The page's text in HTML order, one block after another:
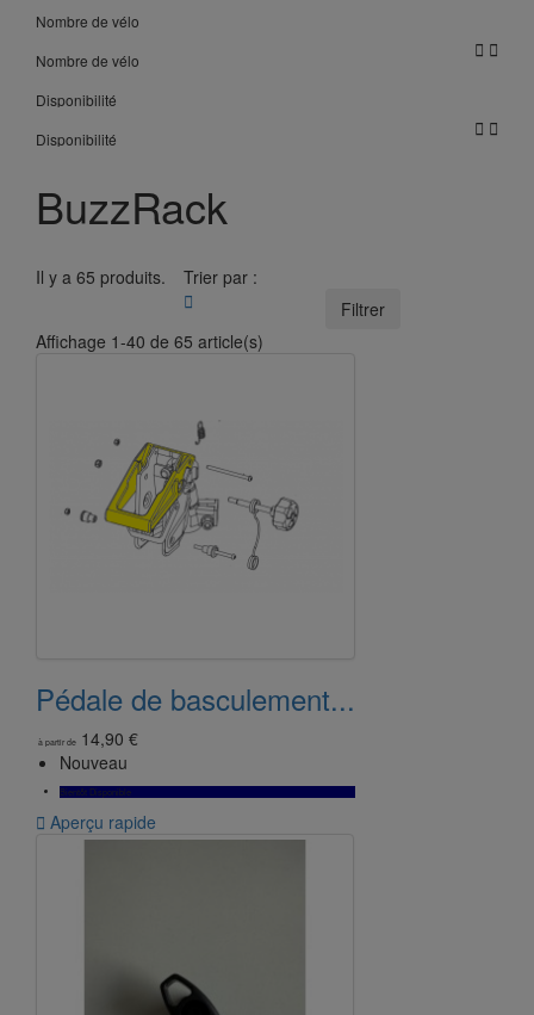
Nombre de vélo
Nombre de vélo
 
Disponibilité
Disponibilité
 
BuzzRack
Il y a 65 produits.
Trier par :

Filtrer
Affichage 1-40 de 65 article(s)
Pédale de basculement...
à partir de 14,90 €
Nouveau
Bientôt Disponible
 Aperçu rapide